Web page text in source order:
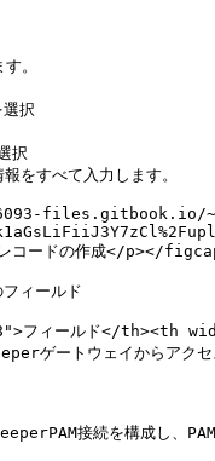
。
すべて入力します。
レコードの作成</p></
ィールド
ィールド</th><th
ゲートウェイからア
接続を構成し、